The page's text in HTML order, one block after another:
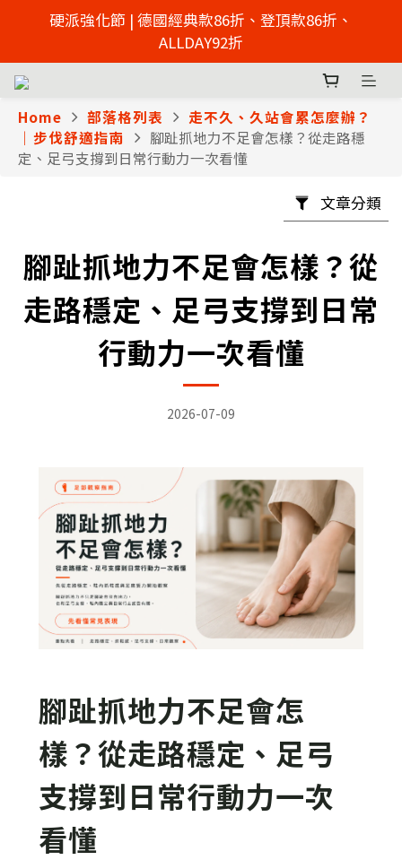
2026父親節慶 硬派強化節  | 來店免費足壓檢測 >> 點擊
了解
硬派強化節 | 德國經典款86折、登頂款86折、
ALLDAY92折
2026父親節慶 硬派強化節  | 來店免費足壓檢測 >> 點擊
了解
Home 部落格列表
走不久、久站會累怎麼辦？
｜步伐舒適指南
腳趾抓地力不足會怎樣？從走路穩
定、足弓支撐到日常行動力一次看懂
文章分類
腳趾抓地力不足會怎樣？從
走路穩定、足弓支撐到日常
行動力一次看懂
2026-07-09
腳趾抓地力不足會怎
樣？從走路穩定、足弓
支撐到日常行動力一次
看懂